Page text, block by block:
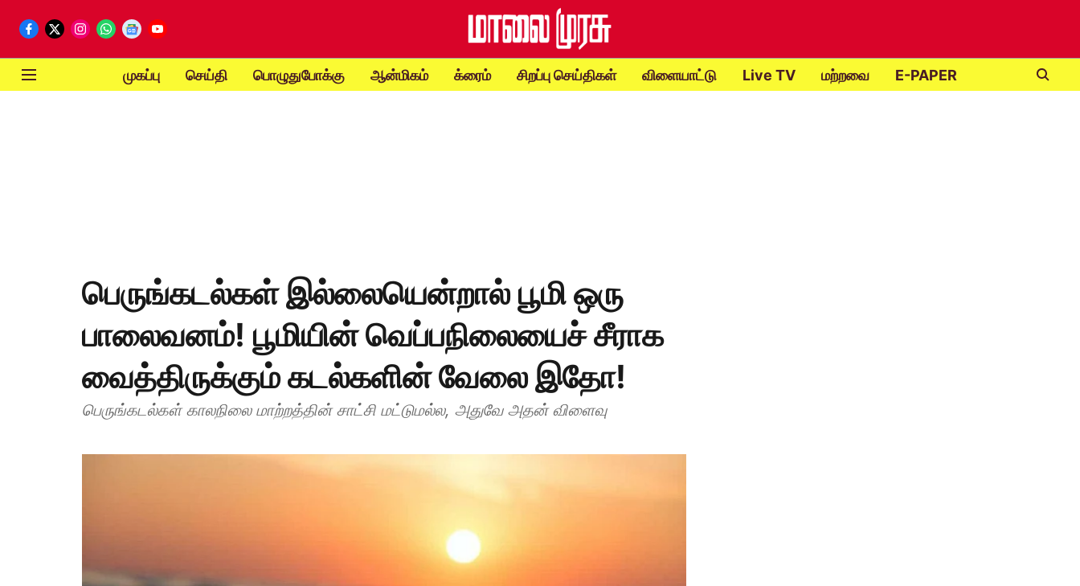
முகப்பு செய்தி பொழுதுபோக்கு ஆன்மிகம் க்ரைம் சிறப்பு செய்திகள் விளையாட்டு Live TV மற்றவை E-PAPER
பெருங்கடல்கள் இல்லையென்றால் பூமி ஒரு
பாலைவனம்! பூமியின் வெப்பநிலையைச் சீராக
வைத்திருக்கும் கடல்களின் வேலை இதோ!
பெருங்கடல்கள் காலநிலை மாற்றத்தின் சாட்சி மட்டுமல்ல, அதுவே அதன் விளைவு